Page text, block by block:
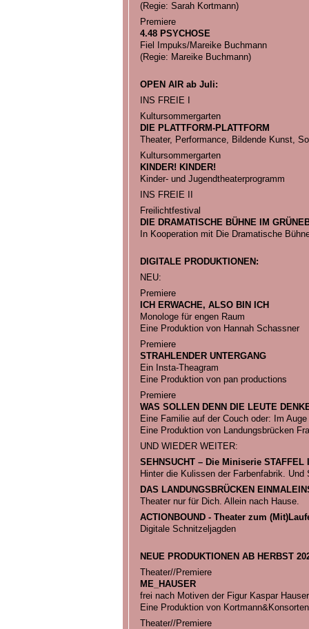
(Regie: Sarah Kortmann)
Premiere
4.48 PSYCHOSE
Fiel Impuks/Mareike Buchmann
(Regie: Mareike Buchmann)
OPEN AIR ab Juli:
INS FREIE I
Kultursommergarten
DIE PLATTFORM-PLATTFORM
Theater, Performance, Bildende Kunst,
Kultursommergarten
KINDER! KINDER!
Kinder- und Jugendtheaterprogramm
INS FREIE II
Freilichtfestival
DIE DRAMATISCHE BÜHNE IM
In Kooperation mit Die Dramatische
DIGITALE PRODUKTIONEN:
NEU:
Premiere
ICH ERWACHE, ALSO BIN ICH
Monologe für engen Raum
Eine Produktion von Hannah Schassner
Premiere
STRAHLENDER UNTERGANG
Ein Insta-Theagram
Eine Produktion von pan productions
Premiere
WAS SOLLEN DENN DIE LEUTE
Eine Familie auf der Couch oder: Im
Eine Produktion von Landungsbrücken
UND WIEDER WEITER:
SEHNSUCHT – Die Miniserie STAFFEL
Hinter die Kulissen der Farbenfabrik.
DAS LANDUNGSBRÜCKEN
Theater nur für Dich. Allein nach Hause.
ACTIONBOUND - Theater zum
Digitale Schnitzeljagden
NEUE PRODUKTIONEN AB HERBST
Theater//Premiere
ME_HAUSER
frei nach Motiven der Figur Kaspar Hauser
Eine Produktion von Kortmann&Konsorten
Theater//Premiere